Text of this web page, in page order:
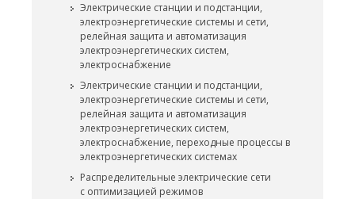
Электрические станции и подстанции,
электроэнергетические системы и сети,
релейная защита и автоматизация
электроэнергетических систем,
электроснабжение
Электрические станции и подстанции,
электроэнергетические системы и сети,
релейная защита и автоматизация
электроэнергетических систем,
электроснабжение, переходные процессы в
электроэнергетических системах
Распределительные электрические сети
с оптимизацией режимов